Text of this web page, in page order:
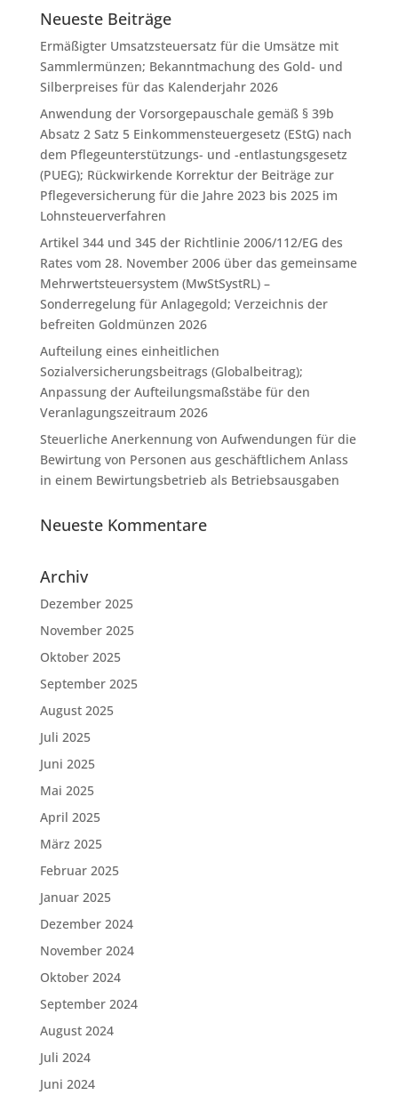
Neueste Beiträge
Ermäßigter Umsatzsteuersatz für die Umsätze mit
Sammlermünzen; Bekanntmachung des Gold- und
Silberpreises für das Kalenderjahr 2026
Anwendung der Vorsorgepauschale gemäß § 39b
Absatz 2 Satz 5 Einkommensteuergesetz (EStG) nach
dem Pflegeunterstützungs- und -entlastungsgesetz
(PUEG); Rückwirkende Korrektur der Beiträge zur
Pflegeversicherung für die Jahre 2023 bis 2025 im
Lohnsteuerverfahren
Artikel 344 und 345 der Richtlinie 2006/112/EG des
Rates vom 28. November 2006 über das gemeinsame
Mehrwertsteuersystem (MwStSystRL) –
Sonderregelung für Anlagegold; Verzeichnis der
befreiten Goldmünzen 2026
Aufteilung eines einheitlichen
Sozialversicherungsbeitrags (Globalbeitrag);
Anpassung der Aufteilungsmaßstäbe für den
Veranlagungszeitraum 2026
Steuerliche Anerkennung von Aufwendungen für die
Bewirtung von Personen aus geschäftlichem Anlass
in einem Bewirtungsbetrieb als Betriebsausgaben
Neueste Kommentare
Archiv
Dezember 2025
November 2025
Oktober 2025
September 2025
August 2025
Juli 2025
Juni 2025
Mai 2025
April 2025
März 2025
Februar 2025
Januar 2025
Dezember 2024
November 2024
Oktober 2024
September 2024
August 2024
Juli 2024
Juni 2024